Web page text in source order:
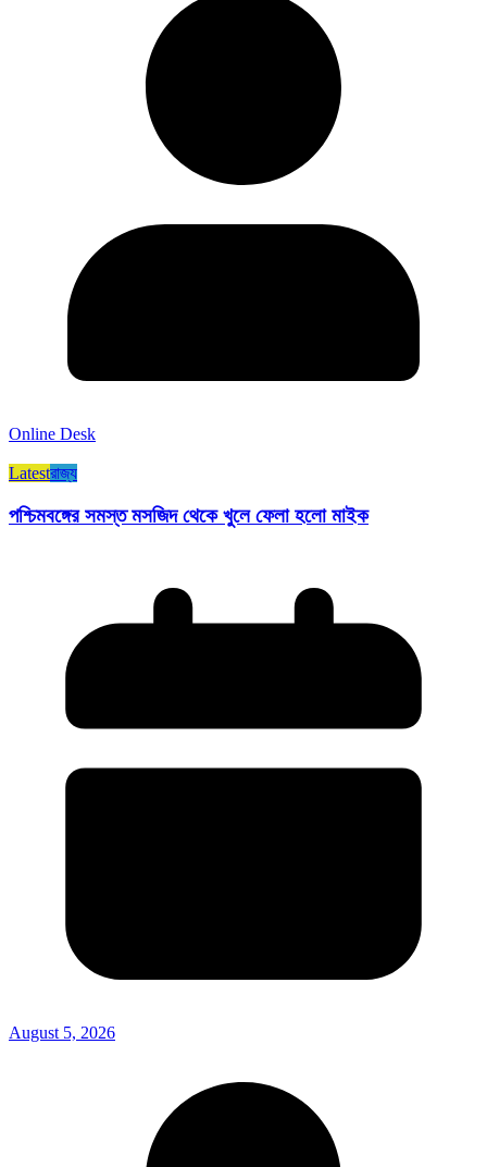
Online Desk
Latestরাজ্য​
পশ্চিমবঙ্গের সমস্ত মসজিদ থেকে খুলে ফেলা হলো মাইক
August 5, 2026